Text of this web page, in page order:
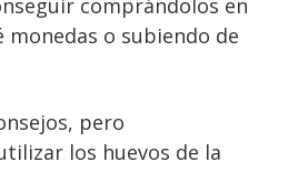
comprándolos en
monedas o subiendo de
pero
los huevos de la